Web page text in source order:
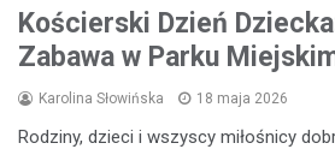
Kościerski Dzień
Zabawa w Parku
Karolina Słowińska 18 maja 2026
Rodziny, dzieci i wszyscy miłośnicy